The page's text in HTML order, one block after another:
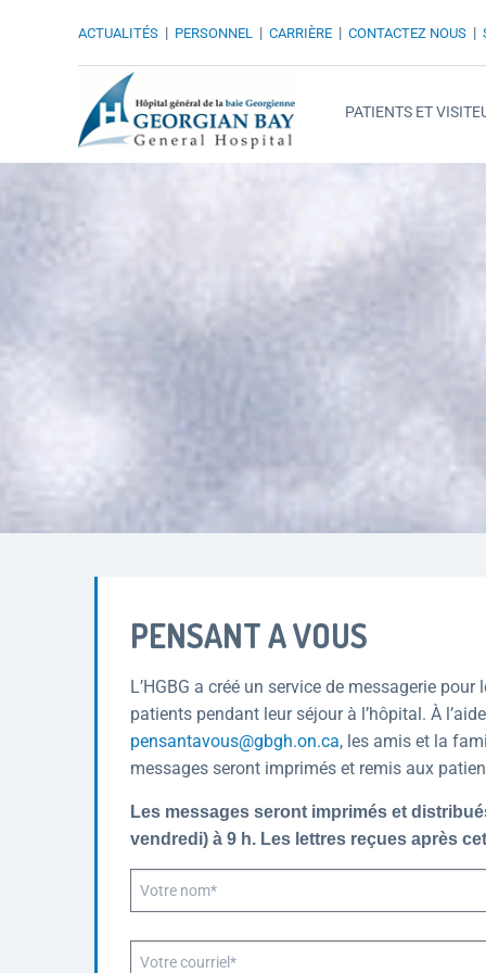
ACTUALITÉS | PERSONNEL | CARRIÈRE | CONTACTEZ NOUS |
PATIENTS ET
PENSANT A VOUS
L’HGBG a créé un service de messagerie
patients pendant leur séjour à l’hôpital. À
pensantavous@gbgh.on.ca, les amis et la
messages seront imprimés et remis aux
Les messages seront imprimés et
vendredi) à 9 h. Les lettres reçues après